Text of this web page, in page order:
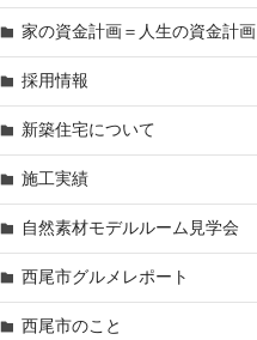
家の資金計画＝人生の資金計画
採用情報
新築住宅について
施工実績
自然素材モデルルーム見学会
西尾市グルメレポート
西尾市のこと